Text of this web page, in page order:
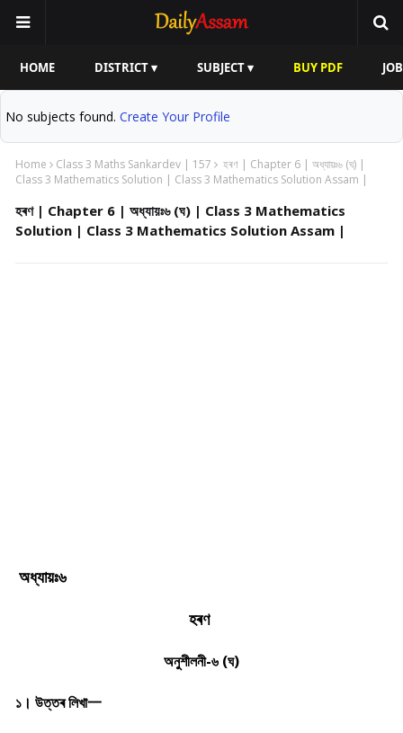
HOME DISTRICT ▾ SUBJECT ▾ BUY PDF
No subjects found. Create Your Profile
Home Class 3 Maths Sankardev | 157
হৰণ | Chapter 6 | অধ্যায়ঃ৬ (ঘ) |
Class 3 Mathematics Solution | Class 3 Mathematics Solution Assam |
হৰণ | Chapter 6 | অধ্যায়ঃ৬ (ঘ) | Class 3 Mathematics
Solution | Class 3 Mathematics Solution Assam |
অধ্যায়ঃ৬
হৰণ
অনুশীলনী-৬ (ঘ)
১। উত্তৰ লিখা一